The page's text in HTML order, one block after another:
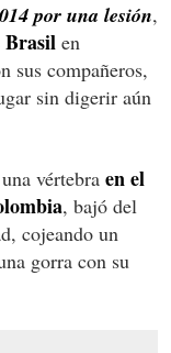
por una lesión,
Brasil en
sus compañeros,
sin digerir aún
vértebra en el
, bajó del
cojeando un
gorra con su